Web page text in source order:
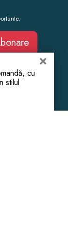
cu
stilul